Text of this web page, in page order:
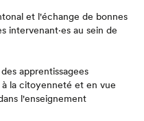
et l'échange de bonnes
intervenant·es au sein de
apprentissagees
la citoyenneté et en vue
l'enseignement